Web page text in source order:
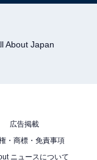
トランスデュ
About Japan
広告掲載
・商標・免責事項
ニュースについて